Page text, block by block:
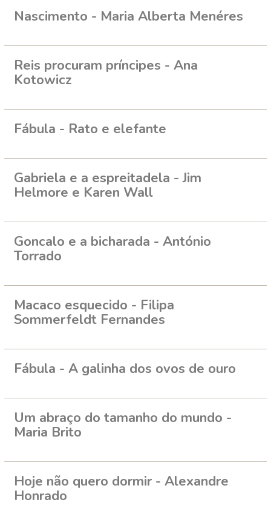
Nascimento - Maria Alberta Menéres
Reis procuram príncipes - Ana
Kotowicz
Fábula - Rato e elefante
Gabriela e a espreitadela - Jim
Helmore e Karen Wall
Goncalo e a bicharada - António
Torrado
Macaco esquecido - Filipa
Sommerfeldt Fernandes
Fábula - A galinha dos ovos de ouro
Um abraço do tamanho do mundo -
Maria Brito
Hoje não quero dormir - Alexandre
Honrado